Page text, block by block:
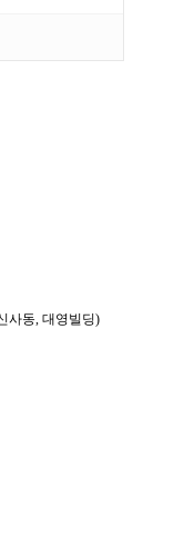
사동, 대영빌딩)